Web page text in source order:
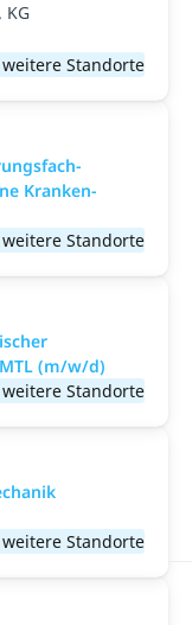
KG
weitere Standorte
Kranken­
weitere Standorte
(m/w/d)
weitere Standorte
weitere Standorte